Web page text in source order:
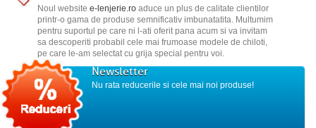
Noul website e-lenjerie.roaduce un plus de calitate clientilor
printr-o gama de produse semnificativ imbunatatita. Multumim
pentru suportul pe care ni l-ati oferit pana acum si va invitam
sa descoperiti probabil cele mai frumoase modele de chiloti,
pe care le-am selectat cu grija special pentru voi.
Newsletter
Nu rata reducerile si cele mai noi produse!